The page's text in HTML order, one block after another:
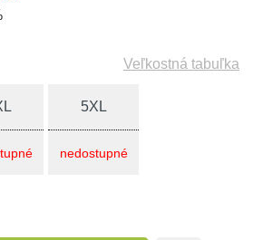
Veľkostná tabuľka
5XL
nedostupné